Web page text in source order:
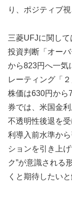
り、ポジティブ視
三菱UFJに関して
投資判断「オー
から823円へ一気
レーティング「
株価は630円から
券では、米国金
不透明性後退を
利導入前水準か
ションを引き上
ク”が意識される
くと期待したい